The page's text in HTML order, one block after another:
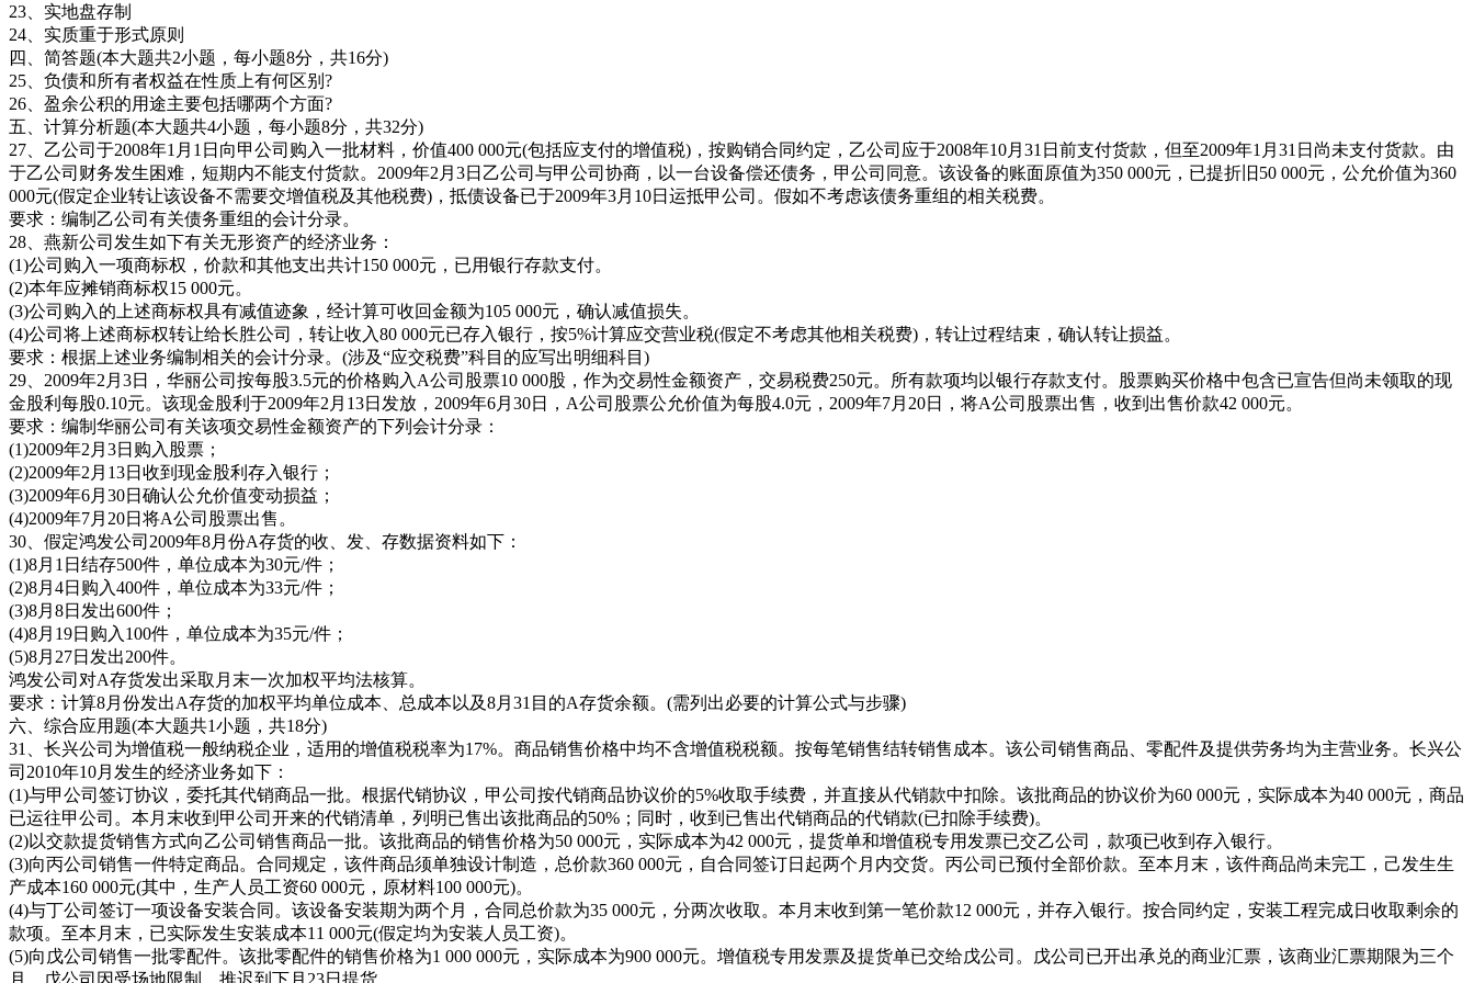
23、实地盘存制
24、实质重于形式原则
四、简答题(本大题共2小题，每小题8分，共16分)
25、负债和所有者权益在性质上有何区别?
26、盈余公积的用途主要包括哪两个方面?
五、计算分析题(本大题共4小题，每小题8分，共32分)
27、乙公司于2008年1月1日向甲公司购入一批材料，价值400 000元(包括应支付的增值税)，按购销合同约定，乙公司应于2008年10月31日前支付货款，但至2009年1月31日尚未支付货款。由
于乙公司财务发生困难，短期内不能支付货款。2009年2月3日乙公司与甲公司协商，以一台设备偿还债务，甲公司同意。该设备的账面原值为350 000元，已提折旧50 000元，公允价值为360
000元(假定企业转让该设备不需要交增值税及其他税费)，抵债设备已于2009年3月10日运抵甲公司。假如不考虑该债务重组的相关税费。
要求：编制乙公司有关债务重组的会计分录。
28、燕新公司发生如下有关无形资产的经济业务：
(1)公司购入一项商标权，价款和其他支出共计150 000元，已用银行存款支付。
(2)本年应摊销商标权15 000元。
(3)公司购入的上述商标权具有减值迹象，经计算可收回金额为105 000元，确认减值损失。
(4)公司将上述商标权转让给长胜公司，转让收入80 000元已存入银行，按5%计算应交营业税(假定不考虑其他相关税费)，转让过程结束，确认转让损益。
要求：根据上述业务编制相关的会计分录。(涉及“应交税费”科目的应写出明细科目)
29、2009年2月3日，华丽公司按每股3.5元的价格购入A公司股票10 000股，作为交易性金额资产，交易税费250元。所有款项均以银行存款支付。股票购买价格中包含已宣告但尚未领取的现
金股利每股0.10元。该现金股利于2009年2月13日发放，2009年6月30日，A公司股票公允价值为每股4.0元，2009年7月20日，将A公司股票出售，收到出售价款42 000元。
要求：编制华丽公司有关该项交易性金额资产的下列会计分录：
(1)2009年2月3日购入股票；
(2)2009年2月13日收到现金股利存入银行；
(3)2009年6月30日确认公允价值变动损益；
(4)2009年7月20日将A公司股票出售。
30、假定鸿发公司2009年8月份A存货的收、发、存数据资料如下：
(1)8月1日结存500件，单位成本为30元/件；
(2)8月4日购入400件，单位成本为33元/件；
(3)8月8日发出600件；
(4)8月19日购入100件，单位成本为35元/件；
(5)8月27日发出200件。
鸿发公司对A存货发出采取月末一次加权平均法核算。
要求：计算8月份发出A存货的加权平均单位成本、总成本以及8月31目的A存货余额。(需列出必要的计算公式与步骤)
六、综合应用题(本大题共1小题，共18分)
31、长兴公司为增值税一般纳税企业，适用的增值税税率为17%。商品销售价格中均不含增值税税额。按每笔销售结转销售成本。该公司销售商品、零配件及提供劳务均为主营业务。长兴公
司2010年10月发生的经济业务如下：
(1)与甲公司签订协议，委托其代销商品一批。根据代销协议，甲公司按代销商品协议价的5%收取手续费，并直接从代销款中扣除。该批商品的协议价为60 000元，实际成本为40 000元，商品
已运往甲公司。本月末收到甲公司开来的代销清单，列明已售出该批商品的50%；同时，收到已售出代销商品的代销款(已扣除手续费)。
(2)以交款提货销售方式向乙公司销售商品一批。该批商品的销售价格为50 000元，实际成本为42 000元，提货单和增值税专用发票已交乙公司，款项已收到存入银行。
(3)向丙公司销售一件特定商品。合同规定，该件商品须单独设计制造，总价款360 000元，自合同签订日起两个月内交货。丙公司已预付全部价款。至本月末，该件商品尚未完工，己发生生
产成本160 000元(其中，生产人员工资60 000元，原材料100 000元)。
(4)与丁公司签订一项设备安装合同。该设备安装期为两个月，合同总价款为35 000元，分两次收取。本月末收到第一笔价款12 000元，并存入银行。按合同约定，安装工程完成日收取剩余的
款项。至本月末，已实际发生安装成本11 000元(假定均为安装人员工资)。
(5)向戊公司销售一批零配件。该批零配件的销售价格为1 000 000元，实际成本为900 000元。增值税专用发票及提货单已交给戊公司。戊公司已开出承兑的商业汇票，该商业汇票期限为三个
月。戊公司因受场地限制，推迟到下月23日提货。